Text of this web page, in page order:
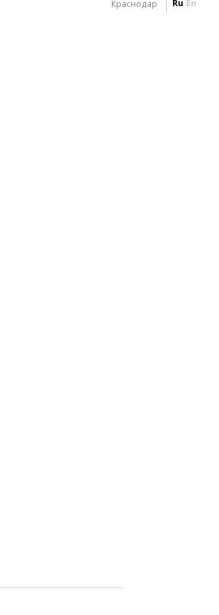
Краснодар Ru En